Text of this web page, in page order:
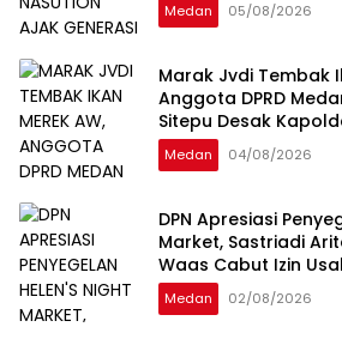
Medan 05/08/2026
Marak Jvdi Tembak
Anggota DPRD
Sitepu Desak
Kapolsek Medan
Medan 04/08/2026
DPN Apresiasi
Market, Sastriadi
Waas Cabut Izin
Medan 02/08/2026